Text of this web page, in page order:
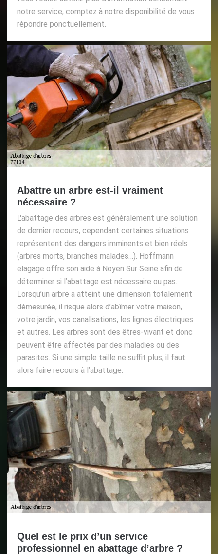
notre service, comptez à notre disponibilité de vous
répondre ponctuellement.
Abattre un arbre est-il vraiment
nécessaire ?
L'abattage des arbres est généralement une solution
de dernier recours, cependant certaines situations
représentent des dangers imminents et bien réels
(arbres morts, branches malades…). Hoffmann
elagage offre son aide à Noyen Sur Seine afin de
déterminer si l’abattage est nécessaire ou pas.
Lorsqu’un arbre a atteint une dimension totalement
démesurée, il risque alors d’abîmer votre maison,
votre jardin, vos canalisations, les lignes électriques
et autres. Les arbres sont des êtres-vivant et donc
peuvent être affectés par des maladies ou des
parasites. Si une simple taille ne suffit plus, il faut
alors faire recours à l’abattage.
Quel est le prix d’un service
professionnel en abattage d’arbre ?